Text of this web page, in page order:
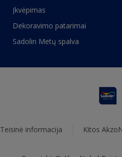
Įkvėpimas
Dekoravimo patarimai
Sadolin Metų spalva
Teisinė informacija Kitos